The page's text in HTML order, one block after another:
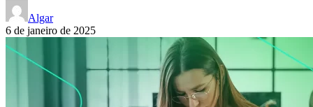
Algar
6 de janeiro de 2025